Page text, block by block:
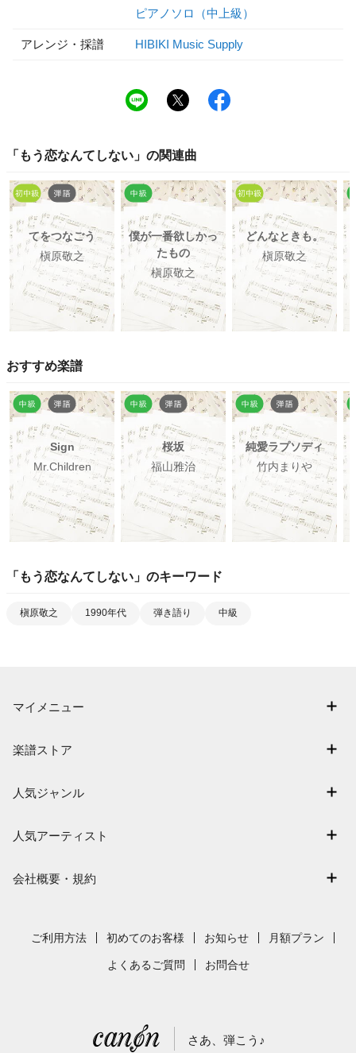
ピアノソロ（中上級）
アレンジ・採譜 HIBIKI Music Supply
「 もう恋なんてしない 」の関連曲
てをつなごう
槇原敬之
僕が一番欲しかっ
たもの
槇原敬之
どんなときも。
槇原敬之
おすすめ楽譜
Sign
Mr.Children
桜坂
福山雅治
純愛ラプソディ
竹内まりや
「 もう恋なんてしない 」のキーワード
槇原敬之 1990年代 弾き語り 中級
マイメニュー
退会はこちら
楽譜ストア
難易度別に探す
まもなく配信
人気ジャンル
保育
発表会
人気アーティスト
新沢としひこ
会社概要・規約
採用情報
ご利用方法 初めてのお客様 お知らせ 月額プラン
よくあるご質問 お問合せ
さあ、弾こう♪